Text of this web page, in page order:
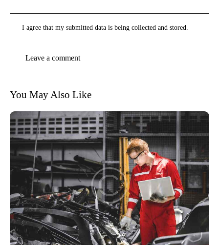
I agree that my submitted data is being collected and stored.
You May Also Like